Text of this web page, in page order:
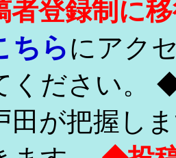
者登録制に
ちらにアク
ください。
田が把握し